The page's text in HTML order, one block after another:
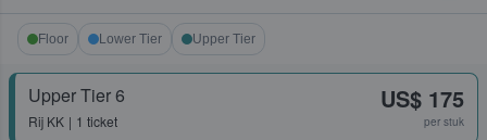
Floor Lower Tier Upper Tier
Upper Tier 6
Rij KK 1 ticket
US$ 175
per stuk